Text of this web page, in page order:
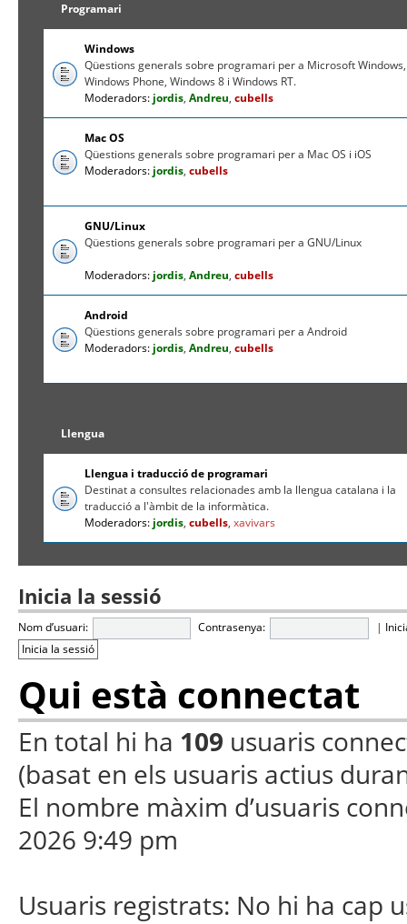
Programari
Windows
Qüestions generals sobre programari per a Microsoft Windows,
Windows Phone, Windows 8 i Windows RT.
Moderadors: jordis,Andreu,cubells
Mac OS
Qüestions generals sobre programari per a Mac OS i iOS
Moderadors: jordis,cubells
GNU/Linux
Qüestions generals sobre programari per a GNU/Linux
Moderadors: jordis,Andreu,cubells
Android
Qüestions generals sobre programari per a Android
Moderadors: jordis,Andreu,cubells
Llengua
Llengua i traducció de programari
Destinat a consultes relacionades amb la llengua catalana i la
traducció a l'àmbit de la informàtica.
Moderadors: jordis,cubells,xavivars
Inicia la sessió
Nom d’usuari: Contrasenya: |
Qui està connectat
En total hi ha 109 usuaris
(basat en els usuaris actius
El nombre màxim d’usuaris
2026 9:49 pm
Usuaris registrats: No hi ha cap